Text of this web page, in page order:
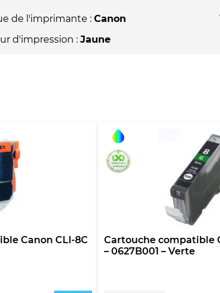
de l'imprimante : Canon
d'impression : Jaune
Canon CLI-8C
Cartouche compatible
– 0627B001 – Verte